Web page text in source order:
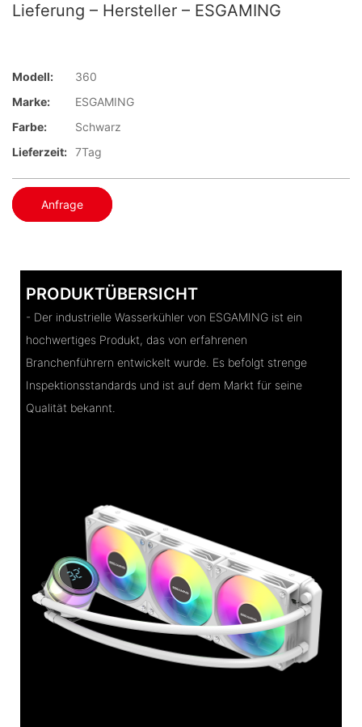
Lieferung – Hersteller – ESGAMING
Modell:
360
Marke:
ESGAMING
Farbe:
Schwarz
Lieferzeit: 7Tag
Anfrage
PRODUKTÜBERSICHT
- Der industrielle Wasserkühler von ESGAMING ist ein
hochwertiges Produkt, das von erfahrenen
Branchenführern entwickelt wurde. Es befolgt strenge
Inspektionsstandards und ist auf dem Markt für seine
Qualität bekannt.